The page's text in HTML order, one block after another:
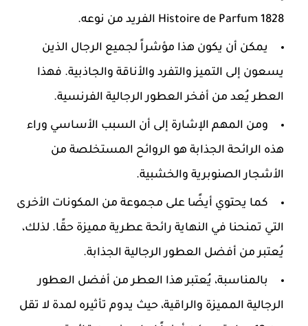
Histoire de Parfum 1828 الفريد من نوعه.
يمكن أن يكون هذا مؤشراً لجميع الرجال الذين
يسعون إلى التميز والتفرد والأناقة والجاذبية. فهذا
العطر يُعد من أفخر العطور الرجالية الفرنسية.
ومن المهم الإشارة إلى أن السبب الأساسي وراء
هذه الرائحة الجذابة هو الروائح المستخلصة من
الأشجار الصنوبرية والخشبية.
كما يحتوي أيضًا على مجموعة من المكونات الأخرى
التي تمنحنا في النهاية رائحة عطرية مميزة حقًا. لذلك،
يُعتبر من أفضل العطور الرجالية الجذابة.
بالمناسبة، يُعتبر هذا العطر من أفضل العطور
الرجالية المميزة والراقية، حيث يدوم تأثيره لمدة لا تقل